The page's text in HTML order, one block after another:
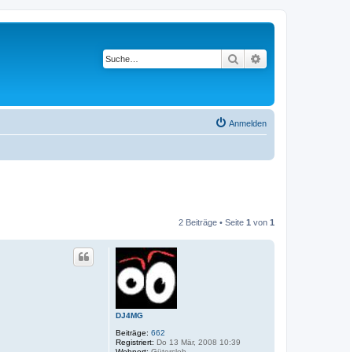
Suche
Anmelden
2 Beiträge • Seite 1 von 1
DJ4MG
Beiträge: 662
Registriert: Do 13 Mär, 2008 10:39